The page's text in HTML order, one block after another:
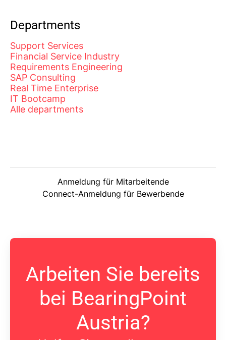
Departments
Support Services
Financial Service Industry
Requirements Engineering
SAP Consulting
Real Time Enterprise
IT Bootcamp
Alle departments
Anmeldung für Mitarbeitende
Connect-Anmeldung für Bewerbende
Arbeiten Sie bereits
bei BearingPoint
Austria?